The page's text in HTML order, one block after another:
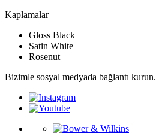
Kaplamalar
Gloss Black
Satin White
Rosenut
Bizimle sosyal medyada bağlantı kurun.